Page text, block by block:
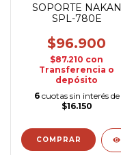
SOPORTE NAKAN
SPL-780E
$96.900
$87.210 con
Transferencia o
depósito
6 cuotas sin interés de
$16.150